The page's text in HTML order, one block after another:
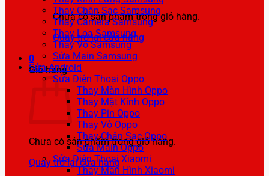
Chưa có sản phẩm trong giỏ hàng.
Quay trở lại cửa hàng
0
Giỏ hàng
Chưa có sản phẩm trong giỏ hàng.
Quay trở lại cửa hàng
Thay Chân Sạc Samsung
Thay Camera Samsung
Thay Loa Samsung
Thay Vỏ Samsung
Sửa Main Samsung
Sửa Android
Sửa Điện Thoại Oppo
Thay Màn Hình Oppo
Thay Mặt Kính Oppo
Thay Pin Oppo
Thay Vỏ Oppo
Thay Chân Sạc Oppo
Sửa Main Oppo
Sửa Điện Thoại Xiaomi
Thay Màn Hình Xiaomi